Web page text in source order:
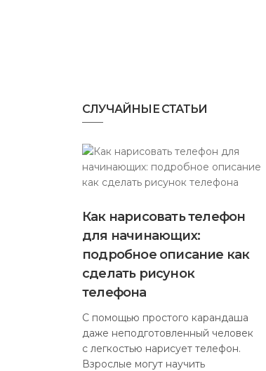
СЛУЧАЙНЫЕ СТАТЬИ
Как нарисовать телефон
для начинающих:
подробное описание как
сделать рисунок
телефона
С помощью простого карандаша
даже неподготовленный человек
с легкостью нарисует телефон.
Взрослые могут научить